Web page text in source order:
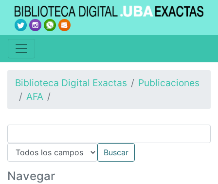
Biblioteca Digital Exactas
Publicaciones
AFA
Navegar